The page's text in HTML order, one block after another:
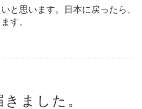
と思います。日本に戻ったら、
す。
ました。